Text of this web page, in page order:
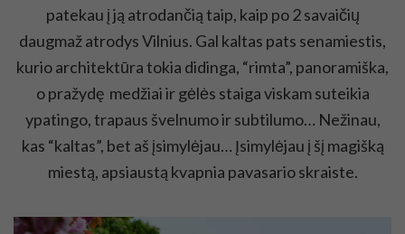
patekau į ją atrodančią taip, kaip po 2 savaičių
daugmaž atrodys Vilnius. Gal kaltas pats senamiestis,
kurio architektūra tokia didinga, “rimta”, panoramiška,
o pražydę medžiai ir gėlės staiga viskam suteikia
ypatingo, trapaus švelnumo ir subtilumo… Nežinau,
kas “kaltas”, bet aš įsimylėjau… Įsimylėjau į šį magišką
miestą, apsiaustą kvapnia pavasario skraiste.